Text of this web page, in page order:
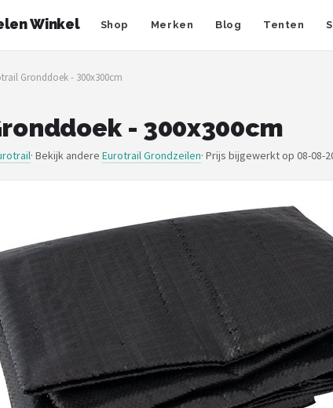
Winkel Shop Merken Blog Tenten
Gronddoek - 300x300cm
- 300x300cm
· Bekijk andere Eurotrail Grondzeilen· Prijs bijgewerkt op 08-08-